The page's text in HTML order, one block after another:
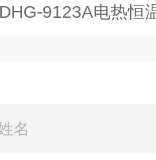
DHG-9123A电热恒温鼓风